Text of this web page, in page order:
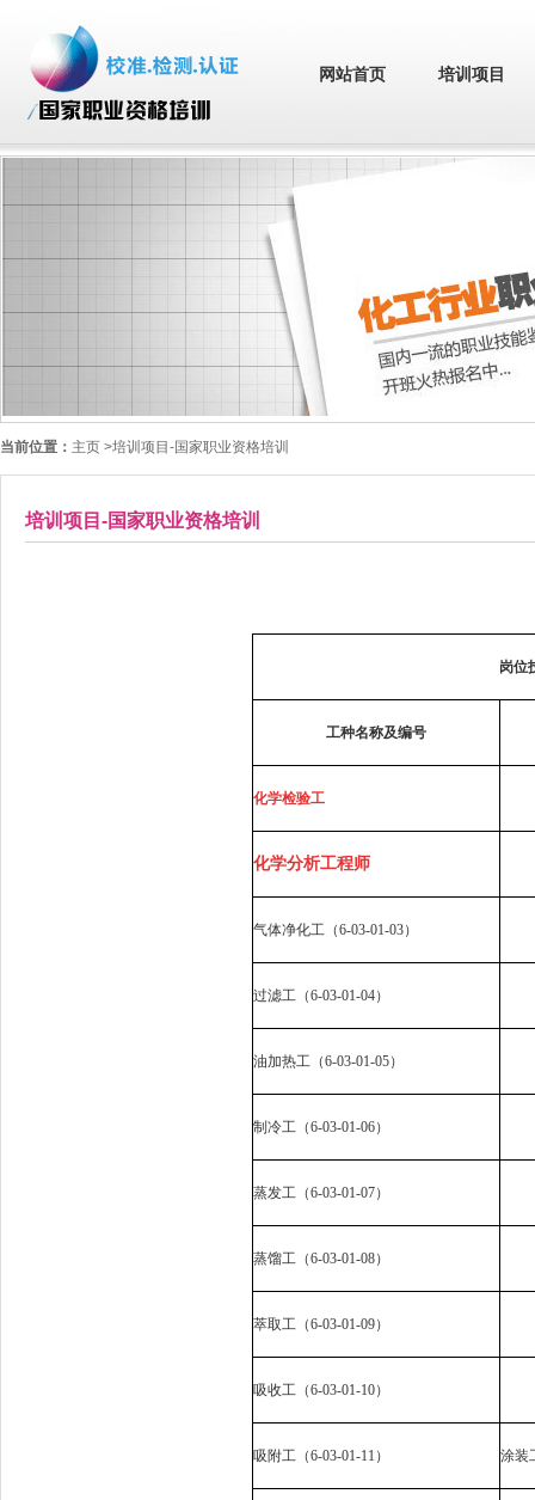
网站首页 培训项目
当前位置： 主页 >培训项目-国家职业资格培训
培训项目-国家职业资格培训
岗位
工种名称及编号
化学检验工
化学分析工程师
气体净化工（6-03-01-03）
过滤工（6-03-01-04）
油加热工（6-03-01-05）
制冷工（6-03-01-06）
蒸发工（6-03-01-07）
蒸馏工（6-03-01-08）
萃取工（6-03-01-09）
吸收工（6-03-01-10）
吸附工（6-03-01-11 ） 涂装